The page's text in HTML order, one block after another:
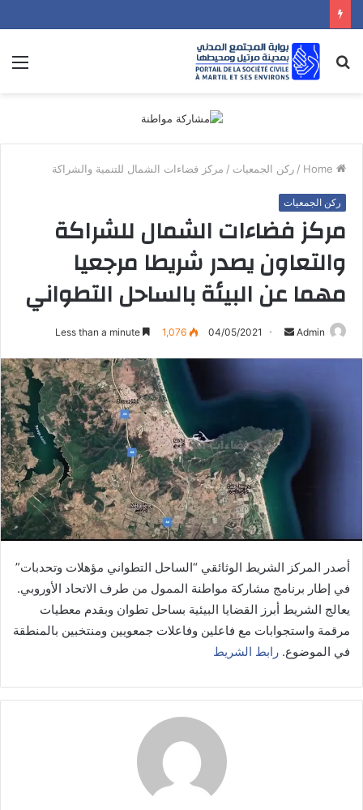
Search
for
/ ركن الجمعيات / مركز فضاءات الشمال للتنمية والشراكة
ركن الجمعيات
مركز فضاءات الشمال للشراكة
والتعاون يصدر شريطا مرجعيا
مهما عن البيئة بالساحل التطواني
Admin
Send
04/05/2021
1,076
أصدر المركز الشريط الوثائقي “الساحل التطواني مؤهلات وتحدبات”
في إطار برنامج مشاركة مواطنة الممول من طرف الاتحاد الأوروبي.
يعالج الشريط أبرز القضايا البيئية بساحل تطوان وبقدم معطيات
مرقمة واستجوابات مع فاعلين وفاعلات جمعويين ومنتخبين بالمنطقة
في الموضوع. رابط الشريط